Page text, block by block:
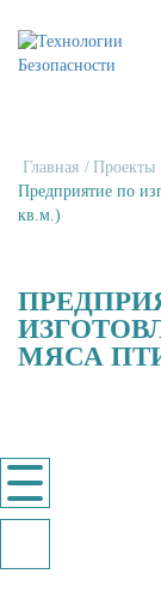
Главная / Проекты
Предприятие по
кв.м.)
МЯСА